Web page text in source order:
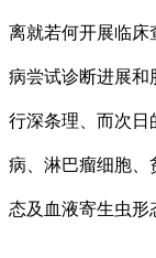
离就若何开展临床
病尝试诊断进展和
行深条理、而次日
病、淋巴瘤细胞、
态及血液寄生虫形